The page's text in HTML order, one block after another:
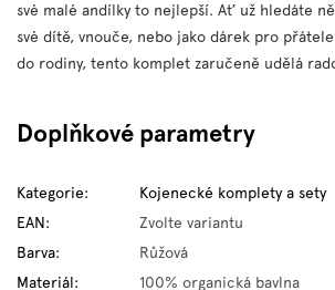
své malé andílky to nejlepší. Ať už hledáte
své dítě, vnouče, nebo jako dárek pro
do rodiny, tento komplet zaručeně udělá
Doplňkové parametry
Kategorie:
Kojenecké komplety a sety
EAN:
Zvolte variantu
Barva:
Růžová
Materiál: 100% organická bavlna